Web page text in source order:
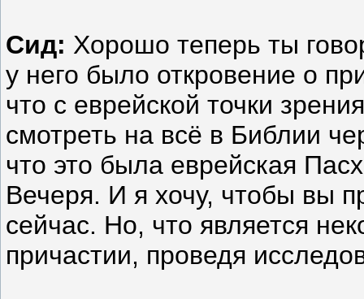
Сид: Хорошо теперь ты
у него было откровение о
что с еврейской точки
смотреть на всё в Библии
что это была еврейская
Вечеря. И я хочу, чтобы вы
сейчас. Но, что является
причастии, проведя